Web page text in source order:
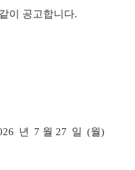
이 공고합니다.
년 7 월 27 일 (월)